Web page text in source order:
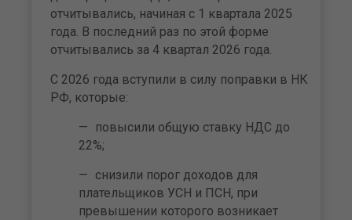
отчитывались, начиная с 1 квартала 2025
года. В последний раз по этой форме
отчитывались за 4 квартал 2026 года.
С 2026 года вступили в силу поправки в НК
РФ, которые:
повысили общую ставку НДС до
22%;
снизили порог доходов для
плательщиков УСН и ПСН, при
превышении которого возникает